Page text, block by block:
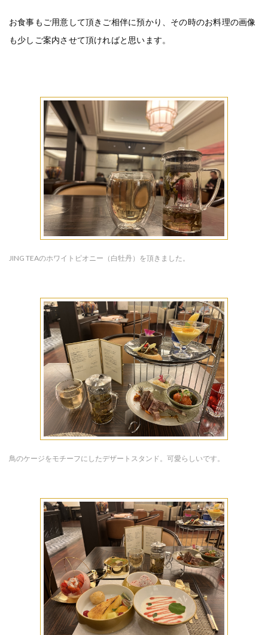
お食事もご用意して頂きご相伴に預かり、 その時のお料理の画像
も少しご案内させて頂ければと思います。
JING TEAのホワイトピオニー（白牡丹）を頂きました。
鳥のケージをモチーフにしたデザートスタンド。可愛らしいです。